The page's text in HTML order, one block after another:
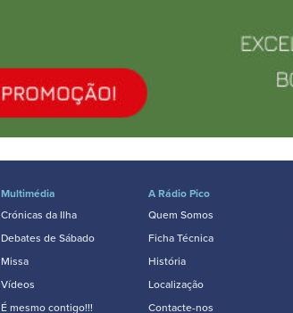
Multimédia
Crónicas da Ilha
Debates de Sábado
Missa
Vídeos
É mesmo contigo!!!
A Rádio Pico
Quem Somos
Ficha Técnica
História
Localização
Contacte-nos